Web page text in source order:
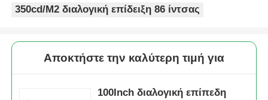
350cd/M2 διαλογική επίδειξη 86 ίντσας
Αποκτήστε την καλύτερη τιμή για
100Inch διαλογική επίπεδη